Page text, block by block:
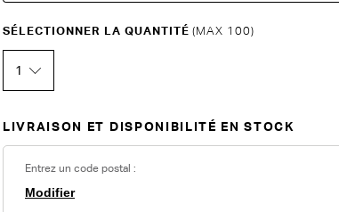
SÉLECTIONNER LA QUANTITÉ (MAX 100)
1
LIVRAISON ET DISPONIBILITÉ EN STOCK
Entrez un code postal :
Modifier